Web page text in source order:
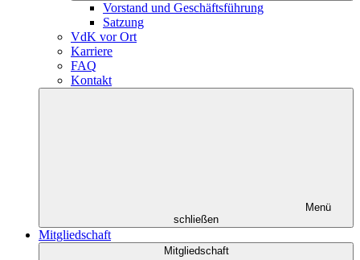
Vorstand und Geschäftsführung
Satzung
VdK vor Ort
Karriere
FAQ
Kontakt
Menü
schließen
Mitgliedschaft
Mitgliedschaft